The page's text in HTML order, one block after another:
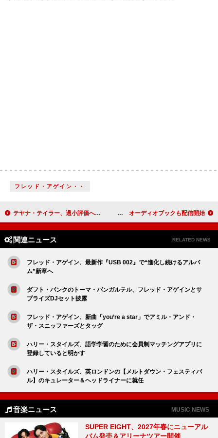
フレッド・アゲイン・・
テヤナ・テイラー、過小評価への失望で音楽活動から距離を置いていたと語る「みんなに“ばかげている”と言われた」 ひろゆきの対談連載、電子書籍3冊を同時発売 オーディオブックも配信開始
関連ニュース RELATED NEWS
フレッド・アゲイン、最新作『USB 002』で“進化し続けるアルバ
ム”新章へ
ダフト・パンクのトーマ・バンガルテル、フレッド・アゲインとサ
プライズDJセット披露
フレッド・アゲイン、新曲「you’re a star」でアミル・アンド・
ザ・スニッファーズとタッグ
ハリー・スタイルズ、語学学習のために会員制マッチングアプリに
登録していると明かす
ハリー・スタイルズ、英ロンドンの【メルトダウン・フェスティバ
ル】のキュレーター＆ヘッドライナーに就任
音楽ニュース MUSIC NEWS
SUPER EIGHT、2027年春にニューアル
バム発売＆アリーナツアー開催